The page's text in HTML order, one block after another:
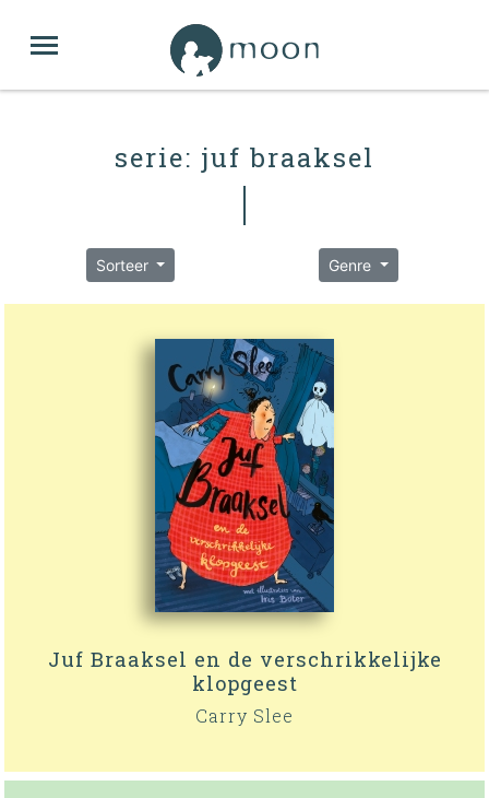
serie: juf braaksel
Sorteer Genre
Juf Braaksel en de verschrikkelijke
klopgeest
Carry Slee